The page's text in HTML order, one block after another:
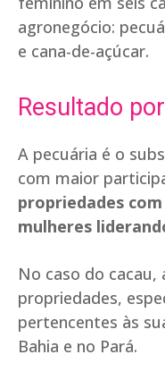
agronegócio:
e cana-de-açúcar.
Resultado
A pecuária é o
com maior
propriedades
mulheres
No caso do cacau,
propriedades,
pertencentes às
Bahia e no Pará.